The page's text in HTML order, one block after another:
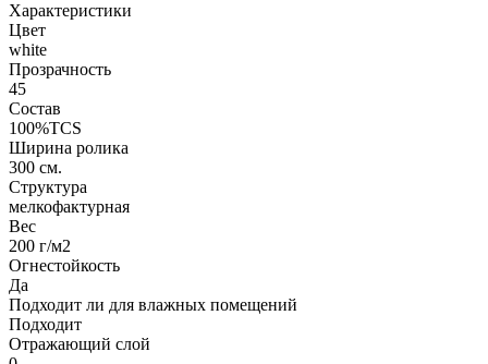
Характеристики
Цвет
white
Прозрачность
45
Состав
100%TCS
Ширина ролика
300 см.
Структура
мелкофактурная
Вес
200 г/м2
Огнестойкость
Да
Подходит ли для влажных помещений
Подходит
Отражающий слой